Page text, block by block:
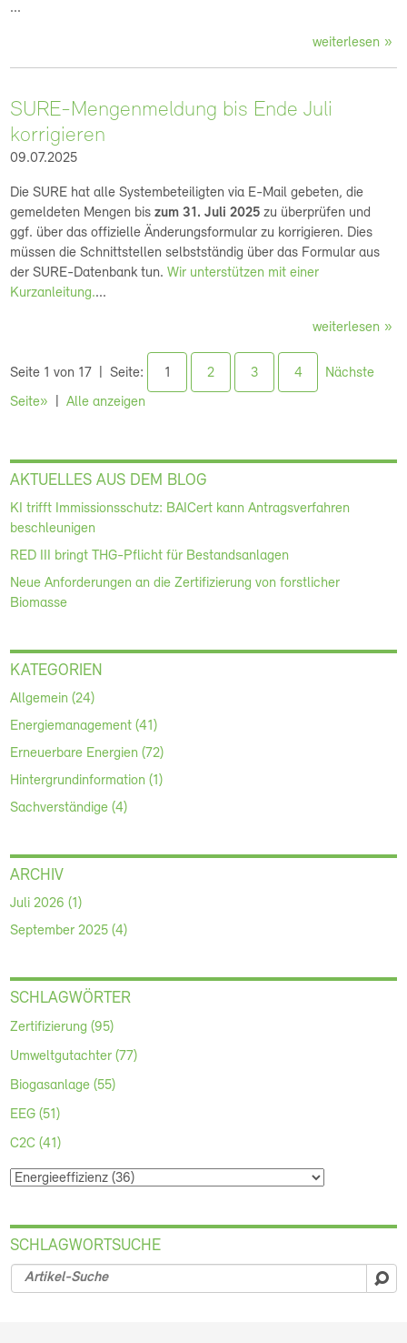
...
weiterlesen
SURE-Mengenmeldung bis Ende Juli
korrigieren
09.07.2025
Die SURE hat alle Systembeteiligten via E-Mail gebeten, die
gemeldeten Mengen biszum 31. Juli 2025 zu überprüfen und
ggf. über das offizielle Änderungsformular zu korrigieren. Dies
müssen die Schnittstellen selbstständig über das Formular aus
der SURE-Datenbank tun.Wir unterstützen mit einer
Kurzanleitung....
weiterlesen
Seite 1 von 17 Seite: 1 2 3 4
Nächste
Seite»
Alle anzeigen
AKTUELLES AUS DEM BLOG
KI trifft Immissionsschutz: BAICert kann Antragsverfahren
beschleunigen
RED III bringt THG-Pflicht für Bestandsanlagen
Neue Anforderungen an die Zertifizierung von forstlicher
Biomasse
KATEGORIEN
Allgemein (24)
Energiemanagement (41)
Erneuerbare Energien (72)
Hintergrundinformation (1)
Sachverständige (4)
ARCHIV
Juli 2026 (1)
September 2025 (4)
SCHLAGWÖRTER
Zertifizierung (95)
Umweltgutachter (77)
Biogasanlage (55)
EEG (51)
C2C (41)
SCHLAGWORTSUCHE